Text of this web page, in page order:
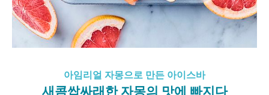
아임리얼 자몽으로 만든 아이스바
새콤쌉싸래한 자몽의 맛에 빠지다